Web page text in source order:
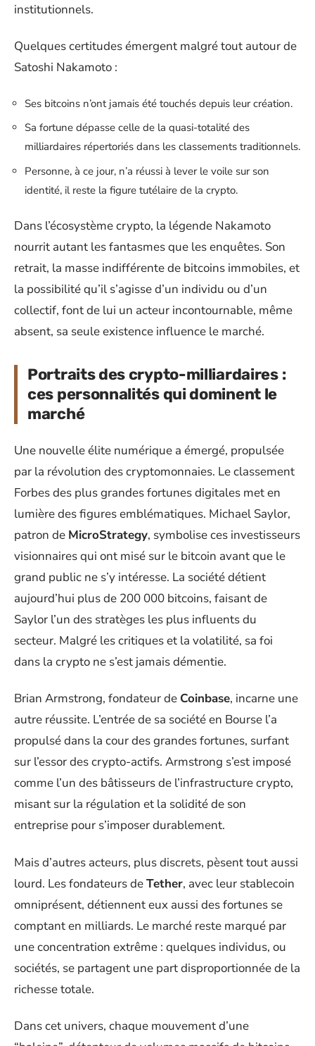
institutionnels.
Quelques certitudes émergent malgré tout autour de
Satoshi Nakamoto :
Ses bitcoins n’ont jamais été touchés depuis leur création.
Sa fortune dépasse celle de la quasi-totalité des
milliardaires répertoriés dans les classements traditionnels.
Personne, à ce jour, n’a réussi à lever le voile sur son
identité, il reste la figure tutélaire de la crypto.
Dans l’écosystème crypto, la légende Nakamoto
nourrit autant les fantasmes que les enquêtes. Son
retrait, la masse indifférente de bitcoins immobiles, et
la possibilité qu’il s’agisse d’un individu ou d’un
collectif, font de lui un acteur incontournable, même
absent, sa seule existence influence le marché.
Portraits des crypto-milliardaires :
ces personnalités qui dominent le
marché
Une nouvelle élite numérique a émergé, propulsée
par la révolution des cryptomonnaies. Le classement
Forbes des plus grandes fortunes digitales met en
lumière des figures emblématiques. Michael Saylor,
patron de MicroStrategy, symbolise ces investisseurs
visionnaires qui ont misé sur le bitcoin avant que le
grand public ne s’y intéresse. La société détient
aujourd’hui plus de 200 000 bitcoins, faisant de
Saylor l’un des stratèges les plus influents du
secteur. Malgré les critiques et la volatilité, sa foi
dans la crypto ne s’est jamais démentie.
Brian Armstrong, fondateur de Coinbase, incarne une
autre réussite. L’entrée de sa société en Bourse l’a
propulsé dans la cour des grandes fortunes, surfant
sur l’essor des crypto-actifs. Armstrong s’est imposé
comme l’un des bâtisseurs de l’infrastructure crypto,
misant sur la régulation et la solidité de son
entreprise pour s’imposer durablement.
Mais d’autres acteurs, plus discrets, pèsent tout aussi
lourd. Les fondateurs deTether, avec leur stablecoin
omniprésent, détiennent eux aussi des fortunes se
comptant en milliards. Le marché reste marqué par
une concentration extrême : quelques individus, ou
sociétés, se partagent une part disproportionnée de la
richesse totale.
Dans cet univers, chaque mouvement d’une